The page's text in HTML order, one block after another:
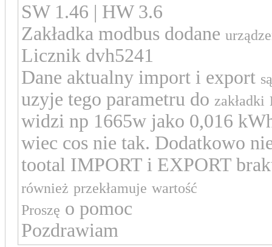
SW 1.46 | HW 3.6
Zakładka modbus dodane
Licznik dvh5241
Dane aktualny import i export są
uzyje tego parametru do zakładki
widzi np 1665w jako 0,016
wiec cos nie tak. Dodatkowo
tootal IMPORT i EXPORT
również przekłamuje wartość
Proszę o pomoc
Pozdrawiam